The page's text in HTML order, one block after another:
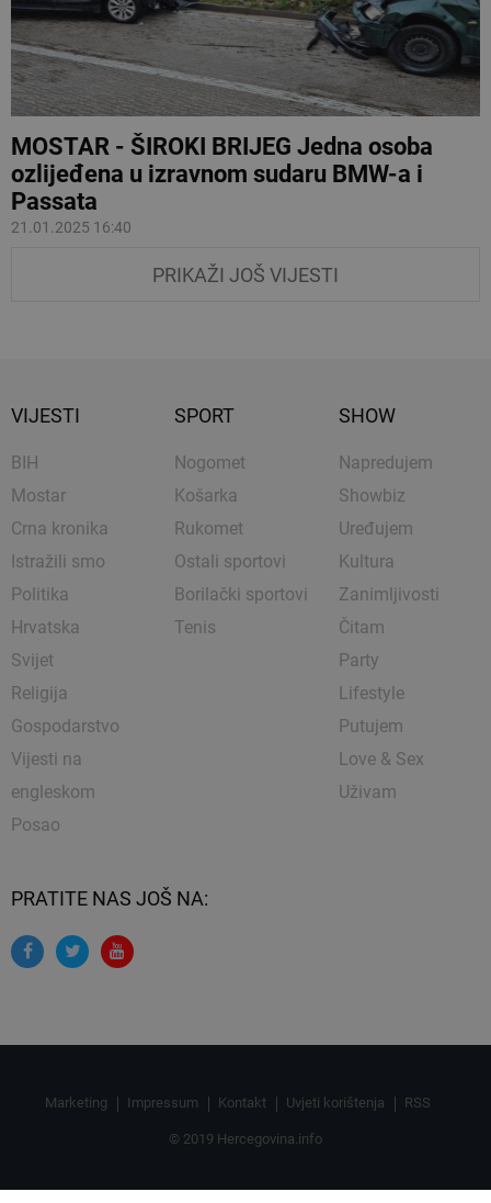
MOSTAR - ŠIROKI BRIJEG Jedna osoba
ozlijeđena u izravnom sudaru BMW-a i
Passata
21.01.2025 16:40
PRIKAŽI JOŠ VIJESTI
VIJESTI
BIH
Mostar
Crna kronika
Istražili smo
Politika
Hrvatska
Svijet
Religija
Gospodarstvo
Vijesti na
engleskom
Posao
SPORT
Nogomet
Košarka
Rukomet
Ostali sportovi
Borilački sportovi
Tenis
SHOW
Napredujem
Showbiz
Uređujem
Kultura
Zanimljivosti
Čitam
Party
Lifestyle
Putujem
Love & Sex
Uživam
PRATITE NAS JOŠ NA:
Marketing Impressum Kontakt Uvjeti korištenja RSS
© 2019 Hercegovina.info